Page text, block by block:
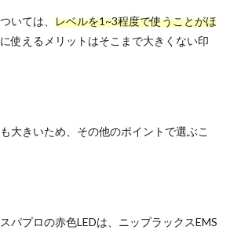
いては、 レベルを1~3程度で使うことがほ
使えるメリットはそこまで大きくない印
大きいため、その他のポイントで選ぶこ
パプロの赤色LEDは、ニップラックスEMS